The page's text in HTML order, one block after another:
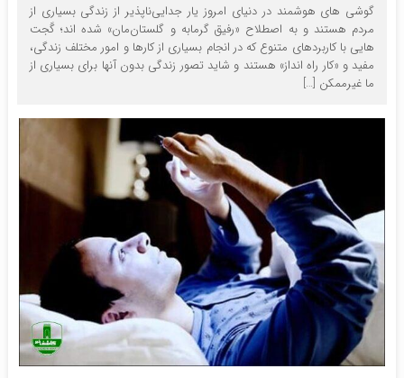
گوشی‌ های هوشمند در دنیای امروز یار جدایی‌ناپذیر از زندگی بسیاری از
مردم هستند و به اصطلاح «رفیق گرمابه و گلستان‌مان» شده‌ اند؛ گَجت
هایی با کاربردهای متنوع که در انجام بسیاری از کارها و امور مختلف زندگی،
مفید و «کار راه انداز» هستند و شاید تصور زندگی بدون آنها برای بسیاری از
ما غیرممکن […]